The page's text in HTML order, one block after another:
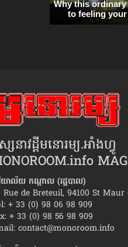
រលាញ់មនុស្សប្រុស«ប្រភេទណា»?
សនាវដ្ដីមនោរម្យ.អាំងហ្វូ
យាល័យ កណ្ដាល (រដ្ឋបាល)
Rue de Breteuil, 94100 St Maur
+ 33 (0) 98 06 98 909
+ 33 (0) 98 56 98 909
contact@monoroom.info